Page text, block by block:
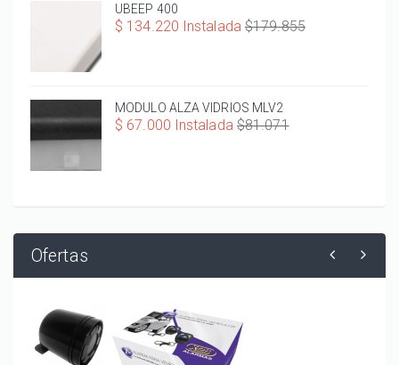
UBEEP 400
$ 134.220 Instalada $179.855
MODULO ALZA VIDRIOS MLV2
$ 67.000 Instalada $81.071
Ofertas